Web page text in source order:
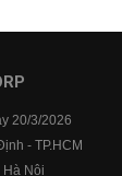
20/3/2026
- TP.HCM
Hà Nội